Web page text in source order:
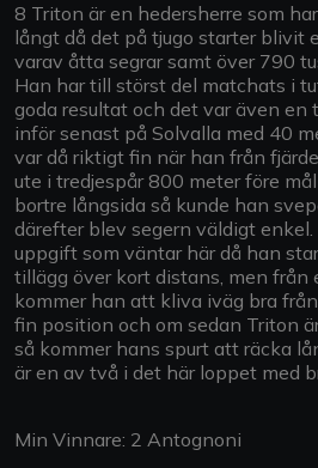
8 Triton är en hedersherre som
långt då det på tjugo starter blivit
varav åtta segrar samt över 790
Han har till störst del matchats i
goda resultat och det var även
inför senast på Solvalla med 40
var då riktigt fin när han från
ute i tredjespår 800 meter före
bortre långsida så kunde han
därefter blev segern väldigt
uppgift som väntar här då han
tillägg över kort distans, men från
kommer han att kliva iväg bra
fin position och om sedan Triton
så kommer hans spurt att räcka
är en av två i det här loppet med
Min Vinnare: 2 Antognoni